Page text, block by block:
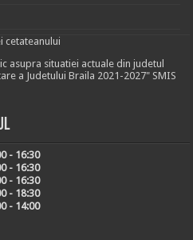
cetateanului
asupra situatiei actuale din judetul
a Judetului Braila 2021-2027" SMIS
- 16:30
- 16:30
- 16:30
- 18:30
- 14:00